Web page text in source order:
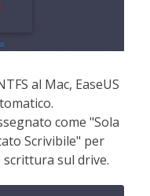
al Mac, EaseUS
come "Sola
Scrivibile" per
sul drive.